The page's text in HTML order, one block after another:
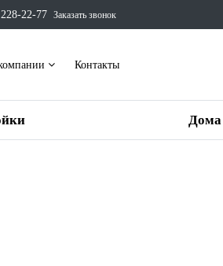
22-77 Заказать звонок
Контакты
Дома